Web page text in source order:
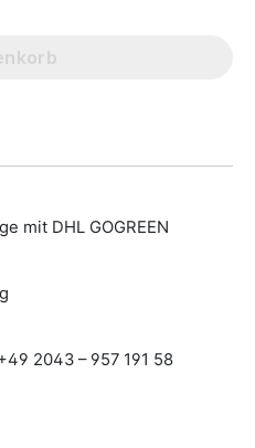
mit DHL GOGREEN
2043 – 957 191 58